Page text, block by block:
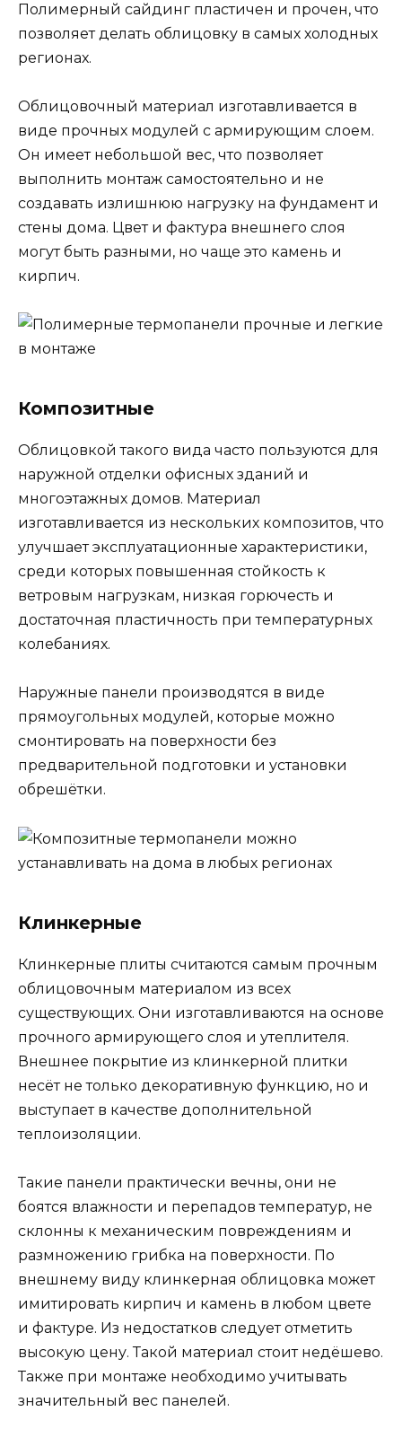
Полимерный сайдинг пластичен и прочен, что
позволяет делать облицовку в самых холодных
регионах.
Облицовочный материал изготавливается в
виде прочных модулей с армирующим слоем.
Он имеет небольшой вес, что позволяет
выполнить монтаж самостоятельно и не
создавать излишнюю нагрузку на фундамент и
стены дома. Цвет и фактура внешнего слоя
могут быть разными, но чаще это камень и
кирпич.
Композитные
Облицовкой такого вида часто пользуются для
наружной отделки офисных зданий и
многоэтажных домов. Материал
изготавливается из нескольких композитов, что
улучшает эксплуатационные характеристики,
среди которых повышенная стойкость к
ветровым нагрузкам, низкая горючесть и
достаточная пластичность при температурных
колебаниях.
Наружные панели производятся в виде
прямоугольных модулей, которые можно
смонтировать на поверхности без
предварительной подготовки и установки
обрешётки.
Клинкерные
Клинкерные плиты считаются самым прочным
облицовочным материалом из всех
существующих. Они изготавливаются на основе
прочного армирующего слоя и утеплителя.
Внешнее покрытие из клинкерной плитки
несёт не только декоративную функцию, но и
выступает в качестве дополнительной
теплоизоляции.
Такие панели практически вечны, они не
боятся влажности и перепадов температур, не
склонны к механическим повреждениям и
размножению грибка на поверхности. По
внешнему виду клинкерная облицовка может
имитировать кирпич и камень в любом цвете
и фактуре. Из недостатков следует отметить
высокую цену. Такой материал стоит недёшево.
Также при монтаже необходимо учитывать
значительный вес панелей.